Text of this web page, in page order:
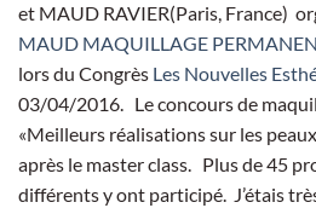
et MAUD RAVIER(Paris, France)
MAUD MAQUILLAGE
lors du Congrès Les Nouvelles
03/04/2016. Le concours de
«Meilleurs réalisations sur les
après le master class. Plus de 45
différents y ont participé. J’étais